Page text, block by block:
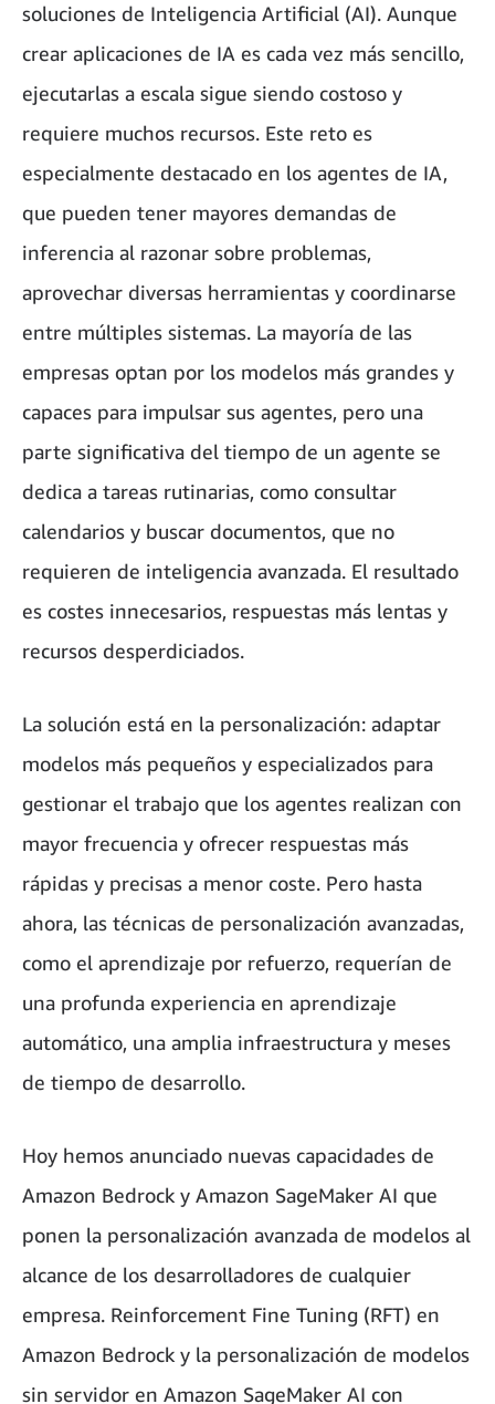
soluciones de Inteligencia Artificial (AI). Aunque
crear aplicaciones de IA es cada vez más sencillo,
ejecutarlas a escala sigue siendo costoso y
requiere muchos recursos. Este reto es
especialmente destacado en los agentes de IA,
que pueden tener mayores demandas de
inferencia al razonar sobre problemas,
aprovechar diversas herramientas y coordinarse
entre múltiples sistemas. La mayoría de las
empresas optan por los modelos más grandes y
capaces para impulsar sus agentes, pero una
parte significativa del tiempo de un agente se
dedica a tareas rutinarias, como consultar
calendarios y buscar documentos, que no
requieren de inteligencia avanzada. El resultado
es costes innecesarios, respuestas más lentas y
recursos desperdiciados.
La solución está en la personalización: adaptar
modelos más pequeños y especializados para
gestionar el trabajo que los agentes realizan con
mayor frecuencia y ofrecer respuestas más
rápidas y precisas a menor coste. Pero hasta
ahora, las técnicas de personalización avanzadas,
como el aprendizaje por refuerzo, requerían de
una profunda experiencia en aprendizaje
automático, una amplia infraestructura y meses
de tiempo de desarrollo.
Hoy hemos anunciado nuevas capacidades de
Amazon Bedrock y Amazon SageMaker AI que
ponen la personalización avanzada de modelos al
alcance de los desarrolladores de cualquier
empresa. Reinforcement Fine Tuning (RFT) en
Amazon Bedrock y la personalización de modelos
sin servidor en Amazon SageMaker AI con